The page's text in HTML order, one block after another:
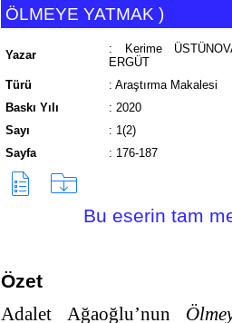
ÖLMEYE YATMAK )
Yazar :
Kerime
ERGÜT
Türü
: Araştırma Makalesi
Baskı Yılı
: 2020
Sayı
: 1(2)
Sayfa
: 176-187
Bu eserin tam
Özet
Adalet Ağaoğlu’nun